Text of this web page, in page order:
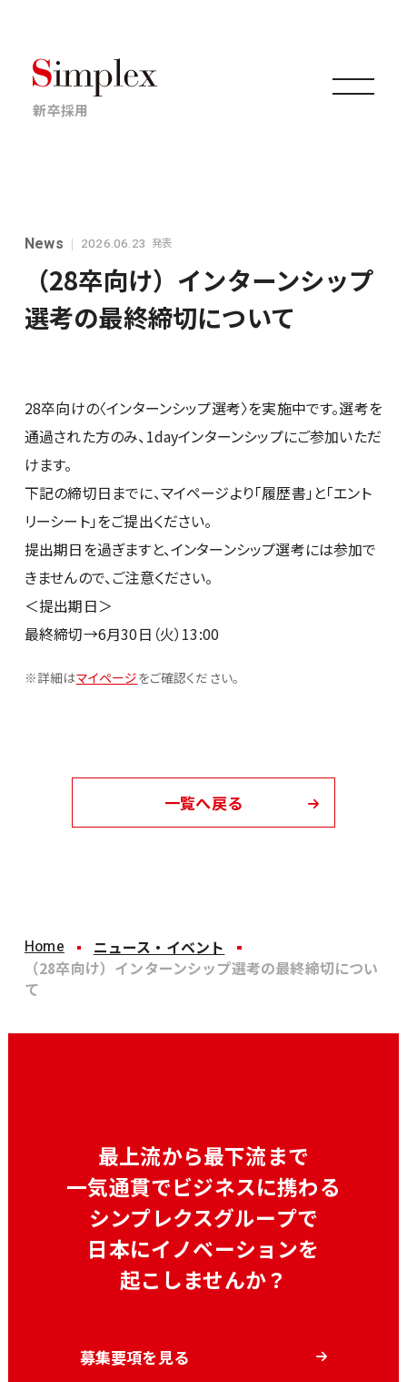
キャリアについて
採用情報
ニュース・イベント
シンプレクスグループ基本情報
新卒採用
News 2026.06.23 発表
（28卒向け）インターンシップ
選考の最終締切について
28卒向けの〈インターンシップ選考〉を実施中です。選考を
通過された方のみ、1dayインターンシップにご参加いただ
けます。
下記の締切日までに、マイページより「履歴書」と「エント
リーシート」をご提出ください。
提出期日を過ぎますと、インターンシップ選考には参加で
きませんので、ご注意ください。
＜提出期日＞
最終締切→6月30日（火）13:00
※詳細はマイページをご確認ください。
一覧へ戻る
Home
ニュース・イベント
（28卒向け）インターンシップ選考の最終締切につい
て
最上流から最下流まで
一気通貫でビジネスに携わる
シンプレクスグループで
日本にイノベーションを
起こしませんか？
募集要項を見る